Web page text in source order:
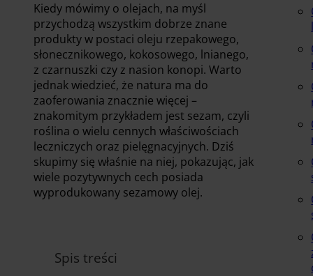
Kiedy mówimy o olejach, na myśl
przychodzą wszystkim dobrze znane
produkty w postaci oleju rzepakowego,
słonecznikowego, kokosowego, lnianego,
z czarnuszki czy z nasion konopi. Warto
jednak wiedzieć, że natura ma do
zaoferowania znacznie więcej –
znakomitym przykładem jest sezam, czyli
roślina o wielu cennych właściwościach
leczniczych oraz pielęgnacyjnych. Dziś
skupimy się właśnie na niej, pokazując, jak
wiele pozytywnych cech posiada
wyprodukowany sezamowy olej.
Spis treści